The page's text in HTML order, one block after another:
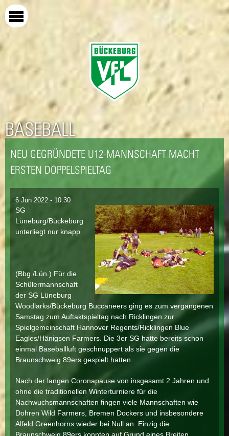
BASEBALL
NEU GEGRÜNDETE U12-MANNSCHAFT MACHT
ERSTEN DOPPELSPIELTAG
6 Jun 2022 - 10:30
SG
Lüneburg/Bückeburg
unterliegt nur knapp
(Bbg./Lün.) Für die
Schülermannschaft
der SG Lüneburg
Woodlarks/Bückeburg Buccaneers ging es zum vergangenen
Samstag zum Auftaktspieltag nach Ricklingen zur
Spielgemeinschaft Hannover Regents/Ricklingen Blue
Eagles/Hänigsen Farmers. Die 3er SG hatte bereits schon
einmal Baseballluft geschnuppert als sie gegen die
Braunschweig 89ers gespielt hatten.
Nach der langen Coronapause von insgesamt 2 Jahren und
ohne die traditionellen Winterturniere für die
Nachwuchsmannschaften fingen viele Mannschaften wie
Dohren Wild Farmers, Bremen Dockers und insbesondere
Alfeld Greenhorns wieder bei Null an. Einzig die